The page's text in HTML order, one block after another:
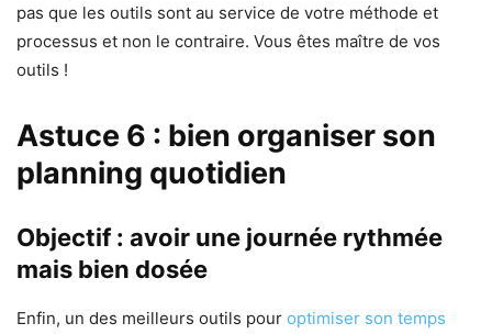
pas que les outils sont au service de votre méthode et
processus et non le contraire. Vous êtes maître de vos
outils !
Astuce 6 : bien organiser son
planning quotidien
Objectif : avoir une journée rythmée
mais bien dosée
Enfin, un des meilleurs outils pour optimiser son temps